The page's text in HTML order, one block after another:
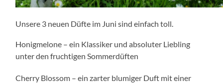
Unsere 3 neuen Düfte im Juni sind einfach toll.
Honigmelone – ein Klassiker und absoluter Liebling
unter den fruchtigen Sommerdüften
Cherry Blossom – ein zarter blumiger Duft mit einer